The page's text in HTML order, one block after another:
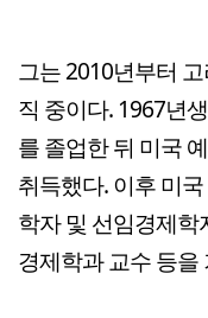
그는 2010년부터
직 중이다. 1967년
를 졸업한 뒤 미국
취득했다. 이후 미
학자 및 선임경제학
경제학과 교수 등을